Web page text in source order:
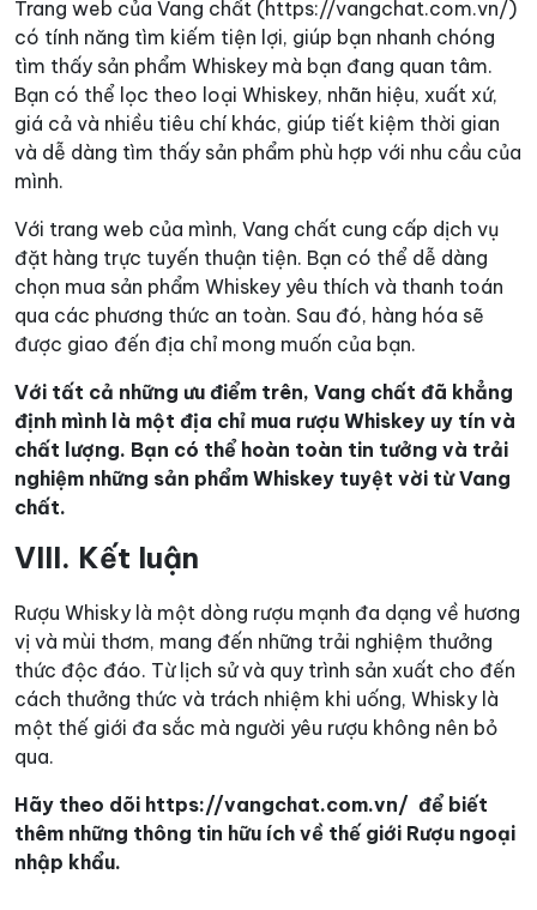
Trang web của Vang chất (https://vangchat.com.vn/)
có tính năng tìm kiếm tiện lợi, giúp bạn nhanh chóng
tìm thấy sản phẩm Whiskey mà bạn đang quan tâm.
Bạn có thể lọc theo loại Whiskey, nhãn hiệu, xuất xứ,
giá cả và nhiều tiêu chí khác, giúp tiết kiệm thời gian
và dễ dàng tìm thấy sản phẩm phù hợp với nhu cầu của
mình.
Với trang web của mình, Vang chất cung cấp dịch vụ
đặt hàng trực tuyến thuận tiện. Bạn có thể dễ dàng
chọn mua sản phẩm Whiskey yêu thích và thanh toán
qua các phương thức an toàn. Sau đó, hàng hóa sẽ
được giao đến địa chỉ mong muốn của bạn.
Với tất cả những ưu điểm trên, Vang chất đã khẳng
định mình là một địa chỉ mua rượu Whiskey uy tín và
chất lượng. Bạn có thể hoàn toàn tin tưởng và trải
nghiệm những sản phẩm Whiskey tuyệt vời từ Vang
chất.
VIII. Kết luận
Rượu Whisky là một dòng rượu mạnh đa dạng về hương
vị và mùi thơm, mang đến những trải nghiệm thưởng
thức độc đáo. Từ lịch sử và quy trình sản xuất cho đến
cách thưởng thức và trách nhiệm khi uống, Whisky là
một thế giới đa sắc mà người yêu rượu không nên bỏ
qua.
Hãy theo dõi https://vangchat.com.vn/ để biết
thêm những thông tin hữu ích về thế giới Rượu ngoại
nhập khẩu.